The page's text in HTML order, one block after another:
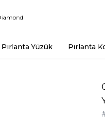
Pırlanta Yüzük Pırlanta